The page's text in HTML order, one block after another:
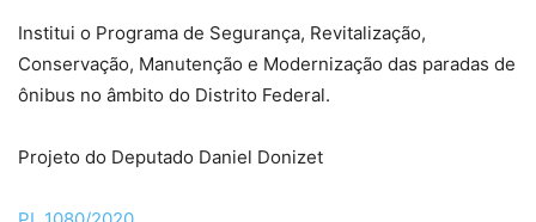
Institui o Programa de Segurança, Revitalização,
Conservação, Manutenção e Modernização das paradas de
ônibus no âmbito do Distrito Federal.
Projeto do Deputado Daniel Donizet